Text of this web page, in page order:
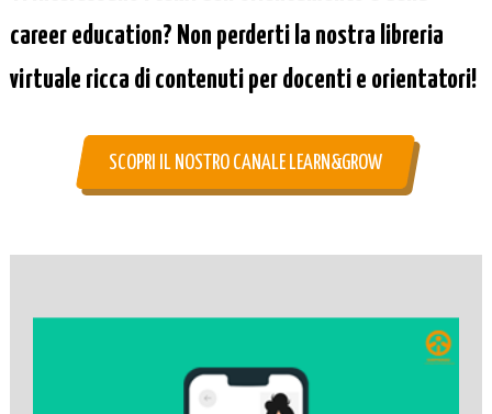
career education? Non perderti la nostra libreria
virtuale ricca di contenuti per docenti e orientatori!
SCOPRI IL NOSTRO CANALE LEARN&GROW